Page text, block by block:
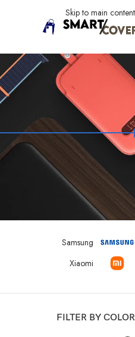
Skip to main content
FILTER BY PRICE
40 د.ل
FILTER BY BRAND
Samsung
Xiaomi
FILTER BY COLOR